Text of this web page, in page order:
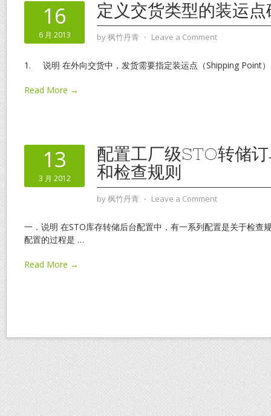
16
6 月 2013
定义交货类型的装运
by枫竹丹青 ⋅ Leave a Comment
1. 说明 在外向交货中，发货需要指定装运点（Shipping Point
Read More →
13
3 月 2012
配置工厂级STO转储
和检查规则
by枫竹丹青 ⋅ Leave a Comment
一．说明 在STO库存转储后台配置中，有一系列配置是关于检查
配置的过程是 …
Read More →